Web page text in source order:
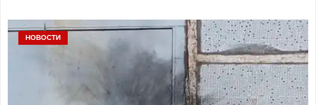
НОВОСТИ